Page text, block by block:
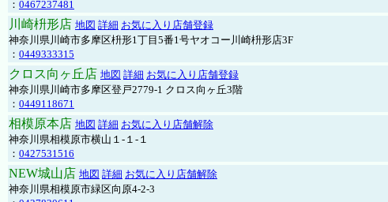
： 0467237481
川崎枡形店 地図 詳細 お気に入り店舗登録
神奈川県川崎市多摩区枡形1丁目5番1号ヤオコー川崎枡形店3F
： 0449333315
クロス向ヶ丘店 地図 詳細 お気に入り店舗登録
神奈川県川崎市多摩区登戸2779-1 クロス向ヶ丘3階
： 0449118671
相模原本店 地図 詳細 お気に入り店舗解除
神奈川県相模原市横山１-１-１
： 0427531516
NEW城山店 地図 詳細 お気に入り店舗解除
神奈川県相模原市緑区向原4-2-3